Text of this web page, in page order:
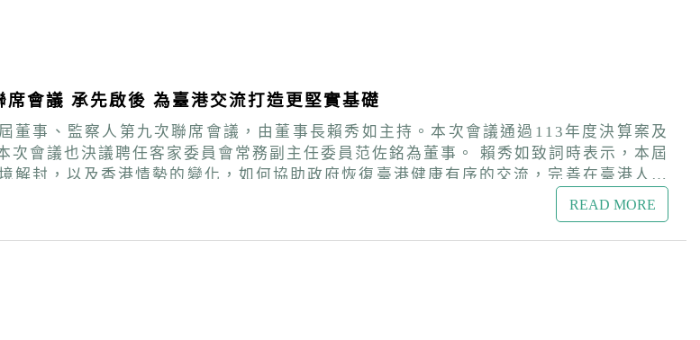
會議 承先啟後 為臺港交流打造更堅實基礎
事、監察人第九次聯席會議，由董事長賴秀如主持。本次會議通過113年度決算案及
任客家委員會常務副主任委員范佐銘為董事。 賴秀如致詞時表示，本屆
封，以及香港情勢的變化，如何協助政府恢復臺港健康有序的交流，完善在臺港人的
文化互訪，並辦理數十場次協助港人融入臺灣社會的活動，展現豐碩的服務交流成果。
流互訪，以及生活法規與居留定居講座、淨灘與生態健行、香港影展、大型香港市集
READ MORE